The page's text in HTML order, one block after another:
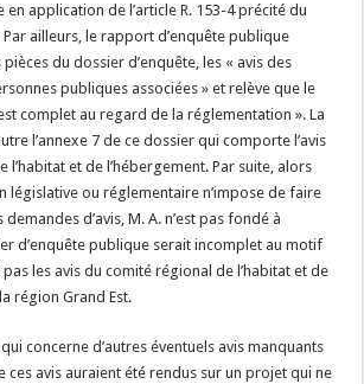
application de l’article R. 153-4 précité du
Par ailleurs, le rapport d’enquête publique
du dossier d’enquête, les « avis des
publiques associées » et relève que le
complet au regard de la réglementation ». La
l’annexe 7 de ce dossier qui comporte l’avis
l’habitat et de l’hébergement. Par suite, alors
législative ou réglementaire n’impose de faire
d’avis, M. A. n’est pas fondé à
d’enquête publique serait incomplet au motif
les avis du comité régional de l’habitat et de
région Grand Est.
concerne d’autres éventuels avis manquants
ces avis auraient été rendus sur un projet qui ne